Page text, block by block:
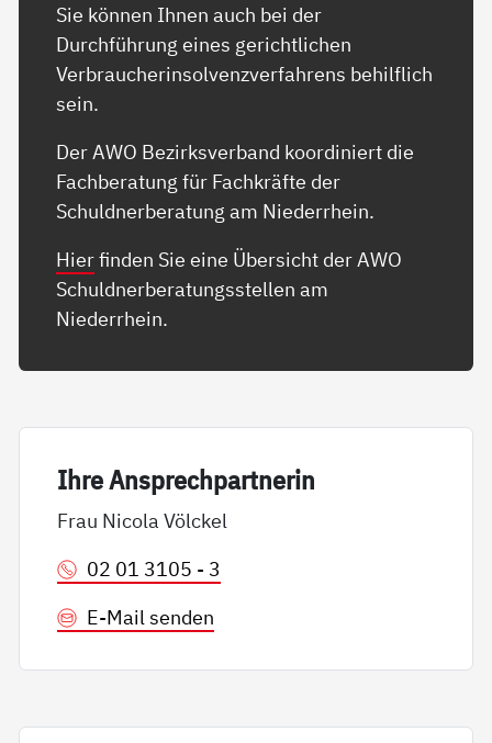
Sie können Ihnen auch bei der
Durchführung eines gerichtlichen
Verbraucherinsolvenzverfahrens behilflich
sein.
Der AWO Bezirksverband koordiniert die
Fachberatung für Fachkräfte der
Schuldnerberatung am Niederrhein.
Hierfinden Sie eine Übersicht der AWO
Schuldnerberatungsstellen am
Niederrhein.
Ih­re An­sp­rech­part­ne­rin
Frau Nicola Völckel
02 01 3105 - 3
E-Mail senden